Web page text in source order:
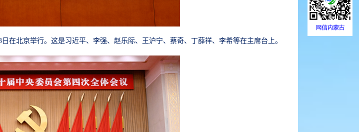
在北京举行。这是习近平、李强、赵乐际、王沪宁、蔡奇、丁薛祥、李希等在主席台上。